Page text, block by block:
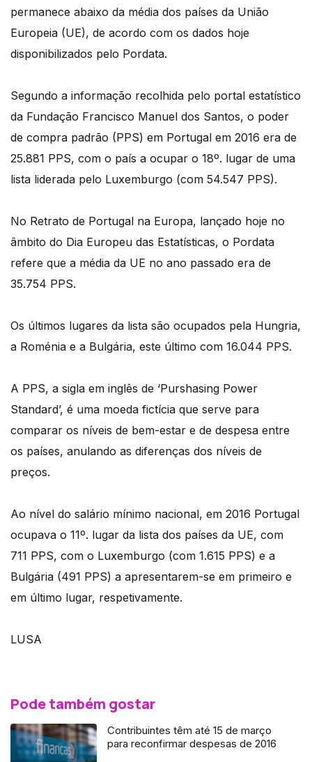
permanece abaixo da média dos países da União
Europeia (UE), de acordo com os dados hoje
disponibilizados pelo Pordata.
Segundo a informação recolhida pelo portal estatístico
da Fundação Francisco Manuel dos Santos, o poder
de compra padrão (PPS) em Portugal em 2016 era de
25.881 PPS, com o país a ocupar o 18º. lugar de uma
lista liderada pelo Luxemburgo (com 54.547 PPS).
No Retrato de Portugal na Europa, lançado hoje no
âmbito do Dia Europeu das Estatísticas, o Pordata
refere que a média da UE no ano passado era de
35.754 PPS.
Os últimos lugares da lista são ocupados pela Hungria,
a Roménia e a Bulgária, este último com 16.044 PPS.
A PPS, a sigla em inglês de ‘Purshasing Power
Standard’, é uma moeda fictícia que serve para
comparar os níveis de bem-estar e de despesa entre
os países, anulando as diferenças dos níveis de
preços.
Ao nível do salário mínimo nacional, em 2016 Portugal
ocupava o 11º. lugar da lista dos países da UE, com
711 PPS, com o Luxemburgo (com 1.615 PPS) e a
Bulgária (491 PPS) a apresentarem-se em primeiro e
em último lugar, respetivamente.
LUSA
Pode também gostar
Contribuintes têm até 15 de março
para reconfirmar despesas de 2016